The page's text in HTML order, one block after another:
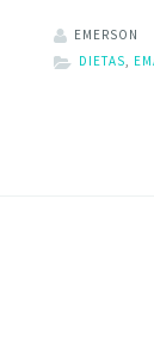
EMERSON
DIETAS,